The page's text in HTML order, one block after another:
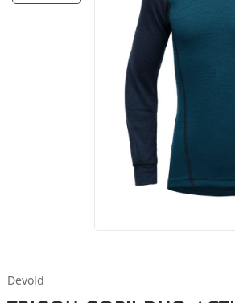
Devold